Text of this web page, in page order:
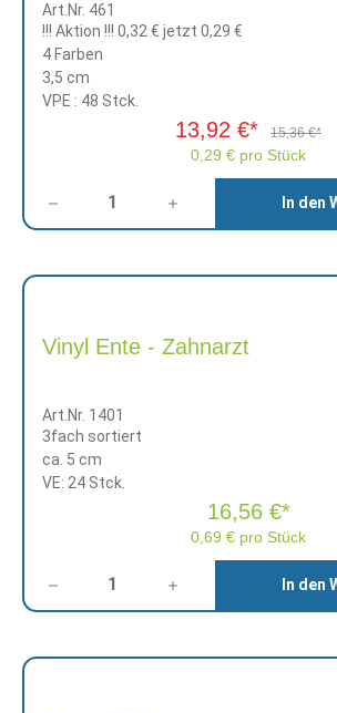
Art.Nr. 461
!!! Aktion !!! 0,32 € jetzt 0,29 €
4 Farben
3,5 cm
VPE : 48 Stck.
0,29 € pro Stück
13,92 €* 15,36 €*
In den
Vinyl Ente - Zahnarzt
Art.Nr. 1401
3fach sortiert
ca. 5 cm
VE: 24 Stck.
0,69 € pro Stück
16,56 €*
In den